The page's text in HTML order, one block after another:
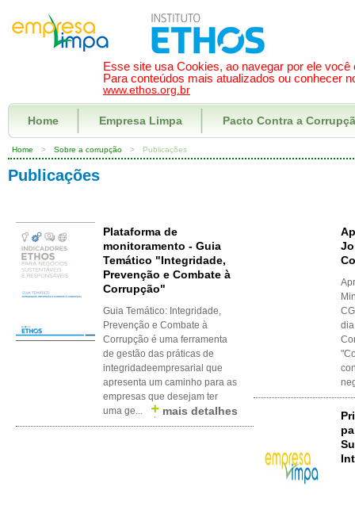
Esse site usa Cookies, ao navegar por ele
Para conteúdos mais atualizados ou conhecer
www.ethos.org.br
Home Empresa Limpa Pacto Contra a
Home > Sobre a corrupção > Publicações
Publicações
Plataforma de
monitoramento - Guia
Temático "Integridade,
Prevenção e Combate à
Corrupção"
Guia Temático: Integridade,
Prevenção e Combate à
Corrupção é uma ferramenta
de gestão das práticas de
integridadeempresarial que
apresenta um caminho para as
empresas que desejam ter
uma ge...
mais detalhes